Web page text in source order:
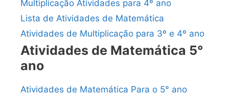
Multiplicação Atividades para 4º ano
Lista de Atividades de Matemática
Atividades de Multiplicação para 3º e 4º ano
Atividades de Matemática 5°
ano
Atividades de Matemática Para o 5° ano